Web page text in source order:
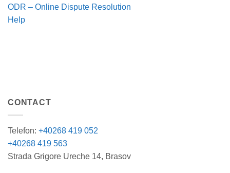
ODR – Online Dispute Resolution
Help
CONTACT
Telefon: +40268 419 052
+40268 419 563
Strada Grigore Ureche 14, Brasov